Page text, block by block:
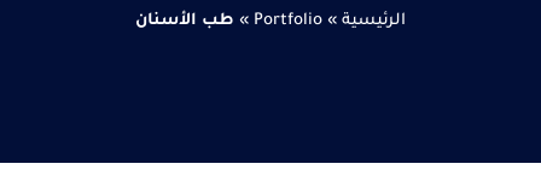
الرئيسية »
Portfolio
» طب الأسنان